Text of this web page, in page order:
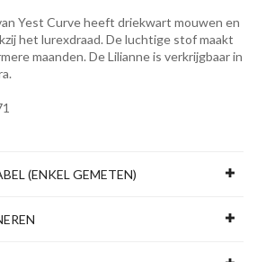
Yest Curve heeft driekwart mouwen en
het lurexdraad. De luchtige stof maakt
maanden. De Lilianne is verkrijgbaar in
(ENKEL GEMETEN)